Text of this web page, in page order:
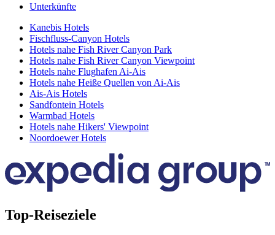
Unterkünfte
Kanebis Hotels
Fischfluss-Canyon Hotels
Hotels nahe Fish River Canyon Park
Hotels nahe Fish River Canyon Viewpoint
Hotels nahe Flughafen Ai-Ais
Hotels nahe Heiße Quellen von Ai-Ais
Ais-Ais Hotels
Sandfontein Hotels
Warmbad Hotels
Hotels nahe Hikers' Viewpoint
Noordoewer Hotels
Top-Reiseziele